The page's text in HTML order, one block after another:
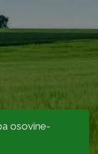
osovine-